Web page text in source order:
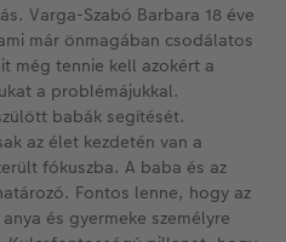
Varga-Szabó Barbara 18 éve
már önmagában csodálatos
még tennie kell azokért a
a problémájukkal.
babák segítését.
az élet kezdetén van a
fókuszba. A baba és az
Fontos lenne, hogy az
és gyermeke személyre